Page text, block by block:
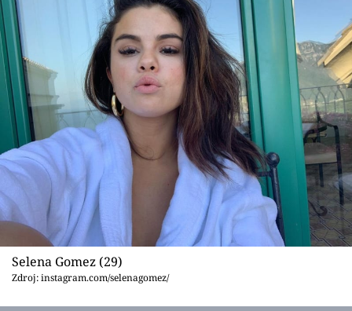
Selena Gomez (29)
Zdroj: instagram.com/selenagomez/